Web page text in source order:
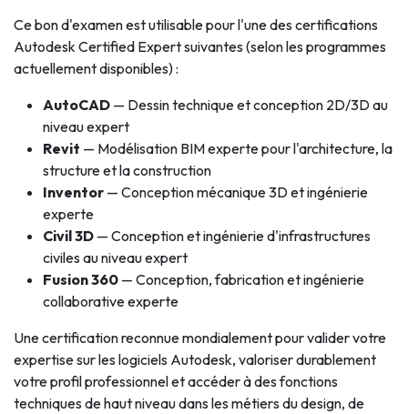
Ce bon d'examen est utilisable pour l'une des certifications
Autodesk Certified Expert suivantes (selon les programmes
actuellement disponibles) :
AutoCAD — Dessin technique et conception 2D/3D au
niveau expert
Revit — Modélisation BIM experte pour l'architecture, la
structure et la construction
Inventor — Conception mécanique 3D et ingénierie
experte
Civil 3D — Conception et ingénierie d'infrastructures
civiles au niveau expert
Fusion 360 — Conception, fabrication et ingénierie
collaborative experte
Une certification reconnue mondialement pour valider votre
expertise sur les logiciels Autodesk, valoriser durablement
votre profil professionnel et accéder à des fonctions
techniques de haut niveau dans les métiers du design, de